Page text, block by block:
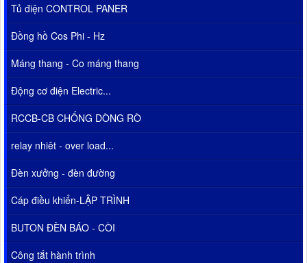
Tủ điện CONTROL PANER
Đồng hồ Cos Phi - Hz
Máng thang - Co máng thang
Động cơ điện Electric...
RCCB-CB CHỐNG DÒNG RÒ
relay nhiêt - over load...
Đèn xưởng - đèn đường
Cáp điều khiển-LẬP TRÌNH
BUTON ĐÈN BÁO - CÒI
Công tắt hành trình